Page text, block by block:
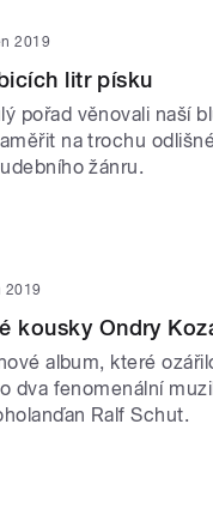
2019
litr písku
pořad věnovali naší
na trochu
žánru.
2019
kousky Ondry
album, které
dva fenomenální
Ralf Schut.